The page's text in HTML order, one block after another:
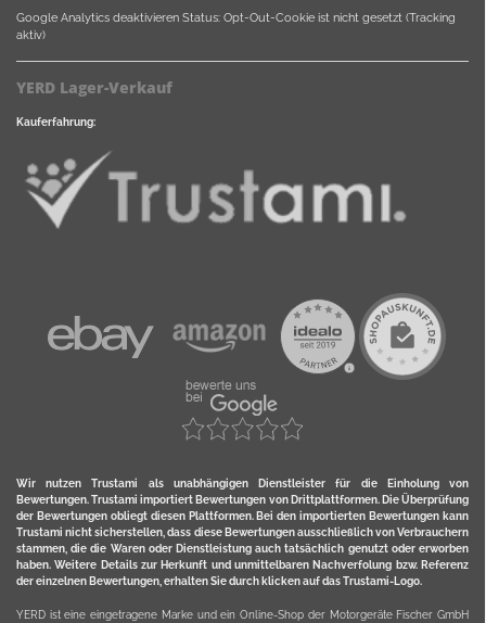
Google Analytics deaktivieren Status: Opt-Out-Cookie ist nicht gesetzt (Tracking
aktiv)
YERD Lager-Verkauf
Kauferfahrung:
Wir nutzen Trustami als unabhängigen Dienstleister für die Einholung von
Bewertungen. Trustami importiert Bewertungen von Drittplattformen. Die Überprüfung
der Bewertungen obliegt diesen Plattformen. Bei den importierten Bewertungen kann
Trustami nicht sicherstellen, dass diese Bewertungen ausschließlich von Verbrauchern
stammen, die die Waren oder Dienstleistung auch tatsächlich genutzt oder erworben
haben. Weitere Details zur Herkunft und unmittelbaren Nachverfolung bzw. Referenz
der einzelnen Bewertungen, erhalten Sie durch klicken auf das Trustami-Logo.
YERD ist eine eingetragene Marke und ein Online-Shop der Motorgeräte Fischer GmbH